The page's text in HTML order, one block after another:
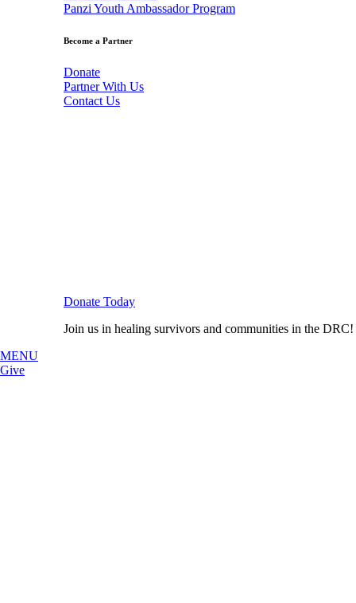
Panzi Youth Ambassador Program
Become a Partner
Donate
Partner With Us
Contact Us
Donate Today
Join us in healing survivors and communities in the DRC!
MENU
Give